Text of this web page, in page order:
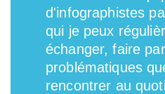
d'infographistes
qui je peux
échanger, faire
problématiques
rencontrer au